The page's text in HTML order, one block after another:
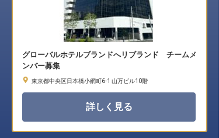
グローバルホテルブランドへリブランド チームメ
ンバー募集
東京都中央区日本橋小網町6-1 山万ビル10階
詳しく見る